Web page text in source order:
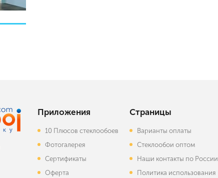
Приложения
10 Плюсов стеклообоев
Фотогалерея
Сертификаты
Оферта
Страницы
Варианты оплаты
Стеклообои оптом
Наши контакты по России
Политика использования